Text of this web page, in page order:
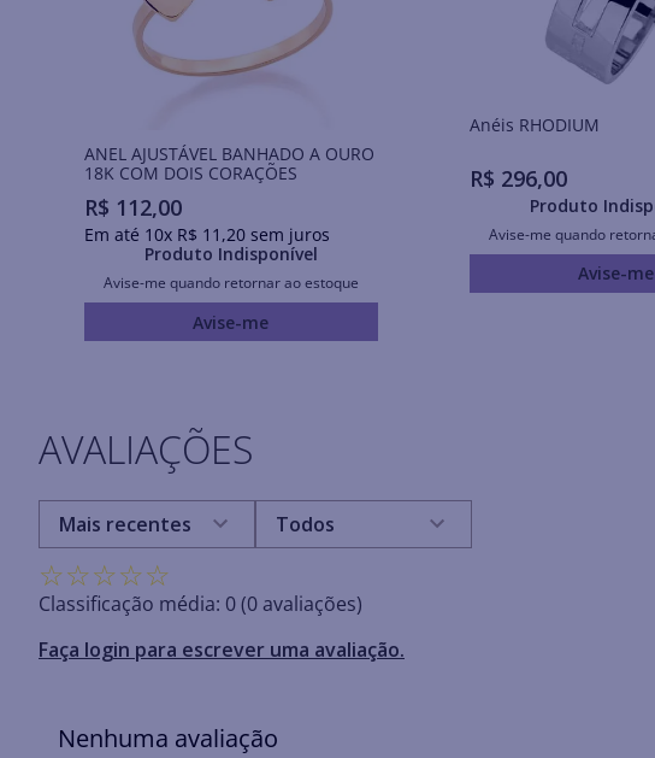
ANEL AJUSTÁVEL BANHADO A OURO
18K COM DOIS CORAÇÕES
R$ 112,00
Em até 10x R$ 11 ,20sem juros
Produto Indisponível
Avise-me quando retornar ao estoque
Avise-me
Anéis RHODIUM
R$ 296,00
Produto
Avise-me quando
Avise-me
AVALIAÇÕES
☆☆☆☆☆
Classificação média: 0(0 avaliações)
Faça login para escrever uma avaliação.
Mais recentes Todos
Nenhuma avaliação